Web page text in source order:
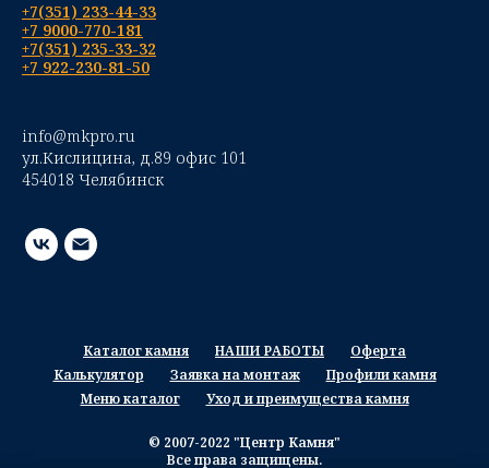
+7(351) 233-44-33
+7 9000-770-181
+7(351) 235-33-32
+7 922-230-81-50
info@mkpro.ru
ул.Кислицина, д.89 офис 101
454018 Челябинск
Каталог камня НАШИ РАБОТЫ
Оферта
Калькулятор
Заявка на монтаж
Профили камня
Меню каталог
Уход и преимущества камня
© 2007-2022 "Центр Камня"
Все права защищены.